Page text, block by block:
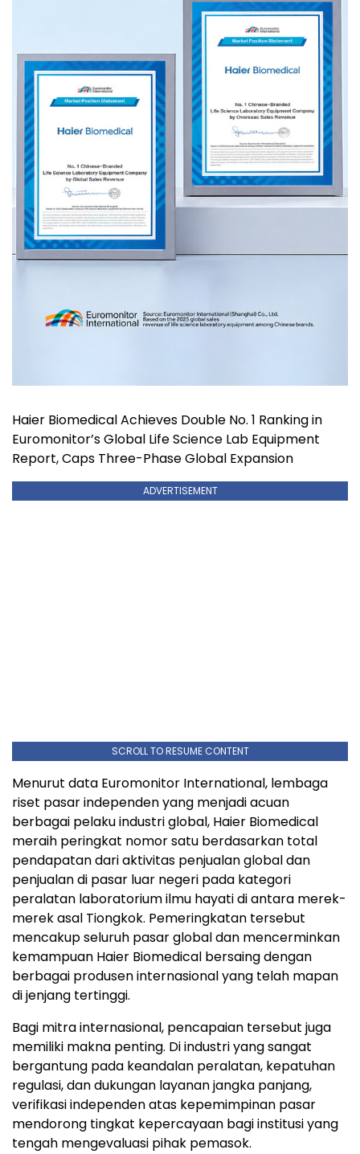
Haier Biomedical Achieves Double No. 1 Ranking in
Euromonitor’s Global Life Science Lab Equipment
Report, Caps Three-Phase Global Expansion
ADVERTISEMENT
SCROLL TO RESUME CONTENT
Menurut data Euromonitor International, lembaga
riset pasar independen yang menjadi acuan
berbagai pelaku industri global, Haier Biomedical
meraih peringkat nomor satu berdasarkan total
pendapatan dari aktivitas penjualan global dan
penjualan di pasar luar negeri pada kategori
peralatan laboratorium ilmu hayati di antara merek-
merek asal Tiongkok. Pemeringkatan tersebut
mencakup seluruh pasar global dan mencerminkan
kemampuan Haier Biomedical bersaing dengan
berbagai produsen internasional yang telah mapan
di jenjang tertinggi.
Bagi mitra internasional, pencapaian tersebut juga
memiliki makna penting. Di industri yang sangat
bergantung pada keandalan peralatan, kepatuhan
regulasi, dan dukungan layanan jangka panjang,
verifikasi independen atas kepemimpinan pasar
mendorong tingkat kepercayaan bagi institusi yang
tengah mengevaluasi pihak pemasok.